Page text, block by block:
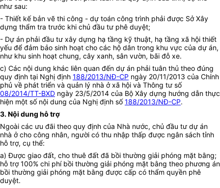
như sau:
- Thiết kế bản vẽ thi công - dự toán công trình phải được Sở Xây
dựng thẩm tra trước khi chủ đầu tư phê duyệt;
- Dự án phải đầu tư xây dựng hạ tầng kỹ thuật, hạ tầng xã hội thiết
yếu để đảm bảo sinh hoạt cho các hộ dân trong khu vực của dự án,
như khu sinh hoạt chung, cây xanh, sân vườn, bãi đỗ xe.
c) Các nội dung khác liên quan đến dự án phải tuân thủ theo đúng
quy định tại Nghị định 188/2013/NĐ-CP ngày 20/11/2013 của Chính
phủ về phát triển và quản lý nhà ở xã hội và Thông tư số
08/2014/TT-BXD ngày 23/5/2014 của Bộ Xây dựng hướng dẫn thực
hiện một số nội dung của Nghị định số188/2013/NĐ-CP.
3. Nội dung hỗ trợ
Ngoài các ưu đãi theo quy định của Nhà nước, chủ đầu tư dự án
nhà ở cho công nhân, người có thu nhập thấp được ngân sách tỉnh
hỗ trợ, cụ thể:
a) Được giao đất, cho thuê đất đã bồi thường giải phóng mặt bằng;
hỗ trợ 100% chi phí bồi thường giải phóng mặt bằng theo phương án
bồi thường giải phóng mặt bằng được cấp có thẩm quyền phê
duyệt.